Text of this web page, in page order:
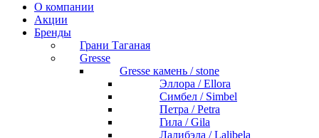
О компании
Акции
Бренды
Грани Таганая
Gresse
Gresse камень / stone
Эллора / Ellora
Симбел / Simbel
Петра / Petra
Гила / Gila
Лалибэла / Lalibela